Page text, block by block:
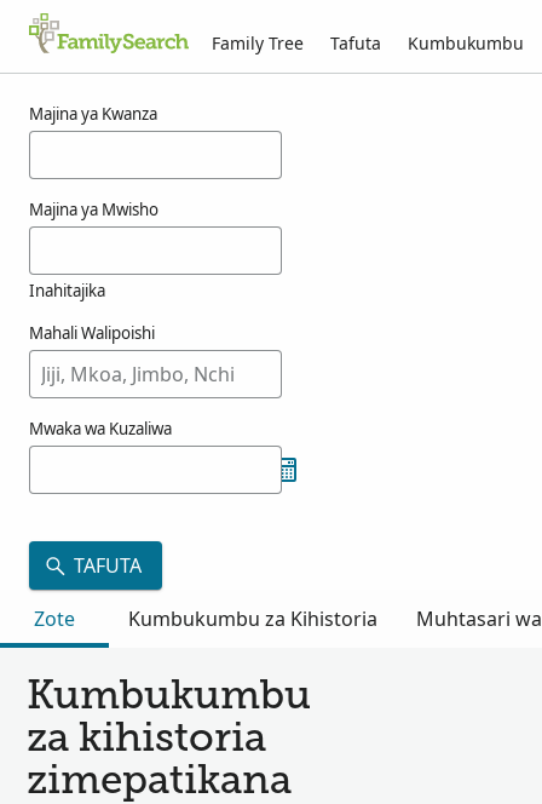
Family Tree Tafuta Kumbukumbu
Majina ya Kwanza
Majina ya Mwisho
Inahitajika
Mahali Walipoishi
Mwaka wa Kuzaliwa
TAFUTA
Zote
Kumbukumbu za Kihistoria Muhtasari
Kumbukumbu
za kihistoria
zimepatikana